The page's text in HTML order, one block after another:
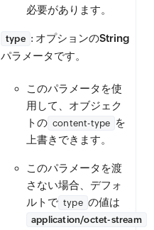
必要があります。
type : オプションのString
パラメータです。
このパラメータを使
用して、オブジェク
トの content-type を
上書きできます。
このパラメータを渡
さない場合、デフォ
ルトで type の値は
application/octet-stream